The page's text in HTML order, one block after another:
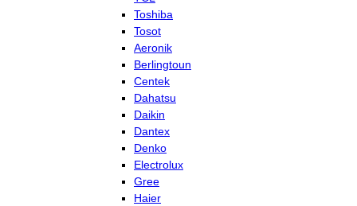
Toshiba
Tosot
Aeronik
Berlingtoun
Centek
Dahatsu
Daikin
Dantex
Denko
Electrolux
Gree
Haier